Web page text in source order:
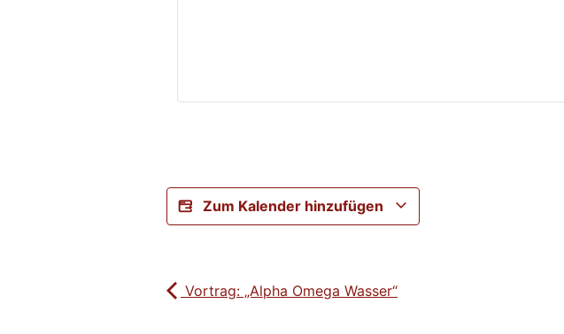
Zum Kalender hinzufügen
Vortrag: „Alpha Omega Wasser“